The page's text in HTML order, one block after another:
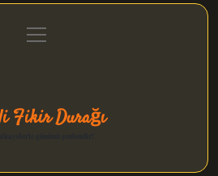
Gizlilik Politikası
menüyü
aç
Fikir Durağı